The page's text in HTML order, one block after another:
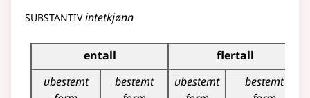
substantivintetkjønn
Bøyingstabell for dette substantivet
entall
flertall
ubestemt
bestemt
ubestemt
bestemt